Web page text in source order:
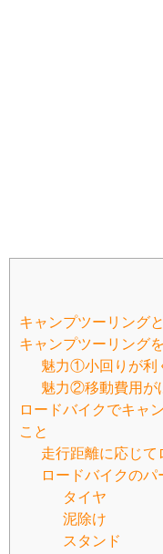
キャンプツーリング
キャンプツーリング
魅力①小回りが利
魅力②移動費用が
ロードバイクでキャ
こと
走行距離に応じて
ロードバイクの
タイヤ
泥除け
スタンド